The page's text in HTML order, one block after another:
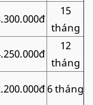
15
tháng
12
tháng
6 tháng